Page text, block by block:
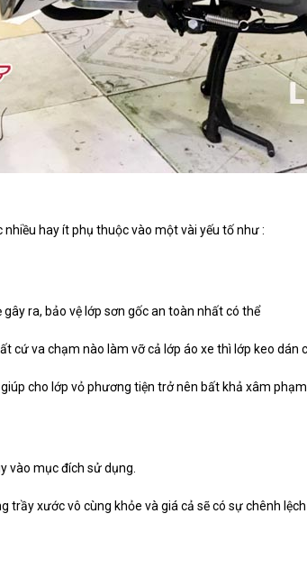
hay ít phụ thuộc vào một vài yếu tố như :
ra, bảo vệ lớp sơn gốc an toàn nhất có thể
cứ va chạm nào làm vỡ cả lớp áo xe thì lớp keo dán
cho lớp vỏ phương tiện trở nên bất khả xâm phạm.
vào mục đích sử dụng.
trầy xước vô cùng khỏe và giá cả sẽ có sự chênh lệch